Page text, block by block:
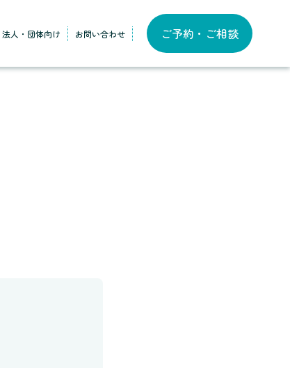
法人・団体向け お問い合わせ ご予約・ご相談